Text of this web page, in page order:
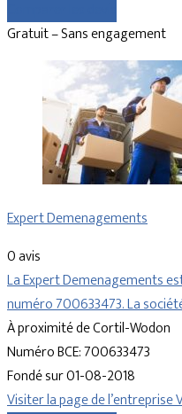
Gratuit – Sans engagement
Expert Demenagements
0 avis
La Expert Demenagements
numéro 700633473. La
À proximité de Cortil-Wodon
Numéro BCE: 700633473
Fondé sur 01-08-2018
Visiter la page de l’entreprise